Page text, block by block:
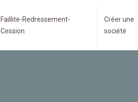
Faillite-Redressement-
Cession
Créer une
société